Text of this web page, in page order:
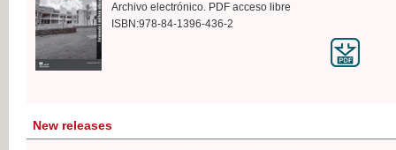
Archivo electrónico. PDF acceso libre
ISBN:978-84-1396-436-2
New releases